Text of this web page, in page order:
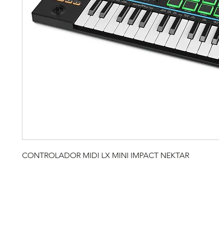
CONTROLADOR MIDI LX MINI IMPACT NEKTAR